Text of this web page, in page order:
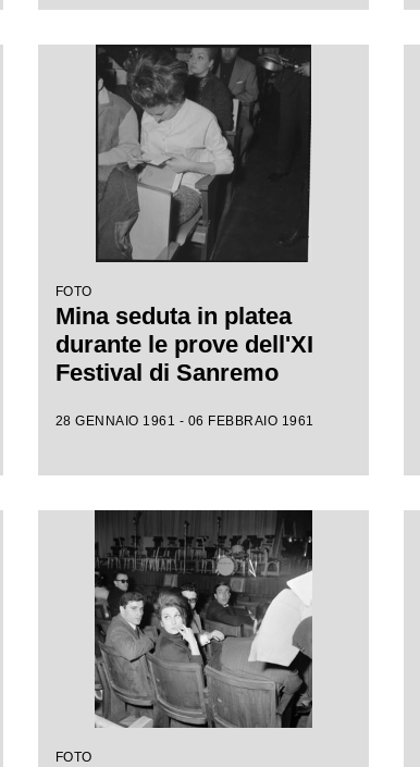
FOTO
Mina seduta in platea
durante le prove dell'XI
Festival di Sanremo
28 GENNAIO 1961 - 06 FEBBRAIO 1961
FOTO